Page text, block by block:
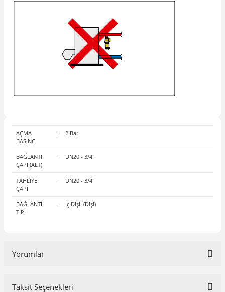
AÇMA
BASINCI
: 2 Bar
BAĞLANTI
ÇAPI (ALT)
: DN20 - 3/4"
TAHLİYE
ÇAPI
: DN20 - 3/4"
BAĞLANTI
TİPİ
: İç Dişli (Dişi)
Yorumlar
Taksit Seçenekleri